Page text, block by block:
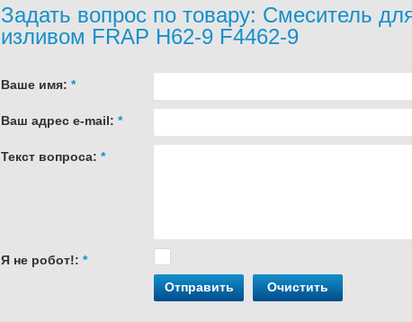
Задать вопрос по товару: Смеситель
изливом FRAP H62-9 F4462-9
Ваше имя: *
Ваш адрес e-mail: *
Текст вопроса: *
Я не робот!: *
Отправить
Очистить